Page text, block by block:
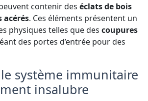
contenir des éclats de bois
acérés. Ces éléments présentent un
physiques telles que des coupures
des portes d’entrée pour des
système immunitaire
insalubre